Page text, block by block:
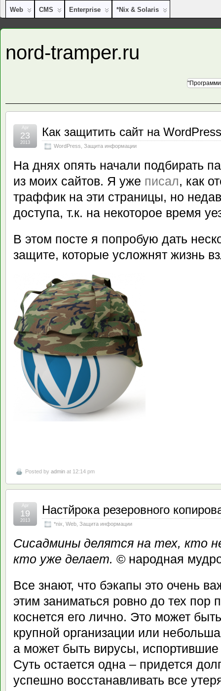
Web CMS Enterprise *nix & Solaris
nord-tramper.ru
Как защитить сайт на WordPress
WordPress Защита информации
Apr
23
2013
На днях опять начали подбирать
из моих сайтов. Я уже писал, как
траффик на эти страницы, но
доступа, т.к. на некоторое время
В этом посте я попробую дать
защите, которые усложнят жизнь
Posted by admin at 12:14 pm
Настйрока резеровного
*nix, Web, Защита информации
Apr
19
2013
Сисадмины делятся на тех, кто
кто уже делает. © народная
Все знают, что бэкапы это очень
этим заниматься ровно до тех пор
коснется его лично. Это может
крупной организации или
а может быть вирусы,
Суть остается одна – придется
успешно восстанавливать все